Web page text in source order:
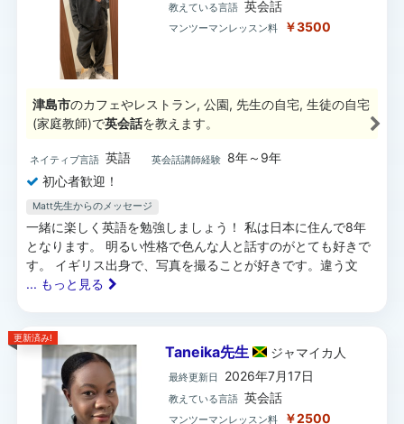
教えている言語 英会話
マンツーマンレッスン料 ￥3500
津島市のカフェやレストラン, 公園, 先生の自宅, 生徒の自宅
(家庭教師)で英会話を教えます。
ネイティブ言語 英語 英会話講師経験
8年～9年
初心者歓迎！
Matt先生からのメッセージ
一緒に楽しく英語を勉強しましょう！ 私は日本に住んで8年
となります。 明るい性格で色んな人と話すのがとても好きで
す。 イギリス出身で、写真を撮ることが好きです。違う文
... もっと見る
更新済み!
Taneika先生 ジャマイカ 人
最終更新日 2026年7月17日
教えている言語 英会話
マンツーマンレッスン料 ￥2500